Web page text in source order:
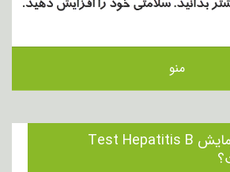
منو
هدف از انجام آزمایش Test Hepatitis B